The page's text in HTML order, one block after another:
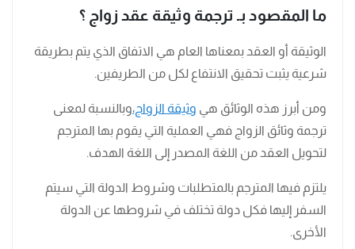
ما المقصود بـ ترجمة وثيقة عقد زواج ؟
الوثيقة أو العقد بمعناها العام هي الاتفاق الذي يتم بطريقة
شرعية يثبت تحقيق الانتفاع لكل من الطريفين.
ومن أبرز هذه الوثائق هي وثيقة الزواج،وبالنسبة لمعنى
ترجمة وثائق الزواج فهي العملية التي يقوم بها المترجم
لتحويل العقد من اللغة المصدر إلى اللغة الهدف.
يلتزم فيها المترجم بالمتطلبات وشروط الدولة التي سيتم
السفر إليها فكل دولة تختلف في شروطها عن الدولة
الأخرى.